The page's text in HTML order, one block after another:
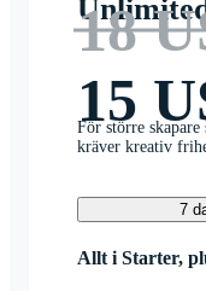
18
15
För större
kräver kreativ
7
Allt i Starter,